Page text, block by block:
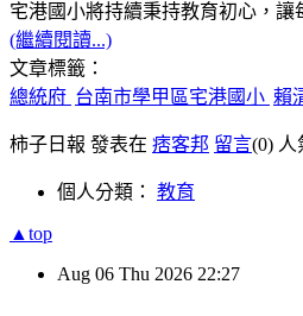
宅港國小將持續秉持教育初心，
(繼續閱讀...)
文章標籤：
總統府 台南市學甲區宅港國小 賴
柿子日報 發表在 痞客邦 留言(0) 人
個人分類： 教育
▲top
Aug 06 Thu 2026 22:27